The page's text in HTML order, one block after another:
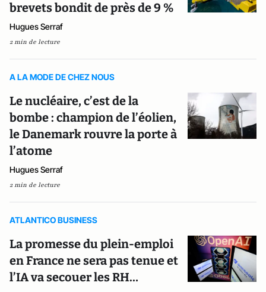
brevets bondit de près de 9 %
Hugues Serraf
2 min de lecture
A LA MODE DE CHEZ NOUS
Le nucléaire, c’est de la
bombe : champion de l’éolien,
le Danemark rouvre la porte à
l’atome
Hugues Serraf
2 min de lecture
ATLANTICO BUSINESS
La promesse du plein-emploi
en France ne sera pas tenue et
l’IA va secouer les RH…